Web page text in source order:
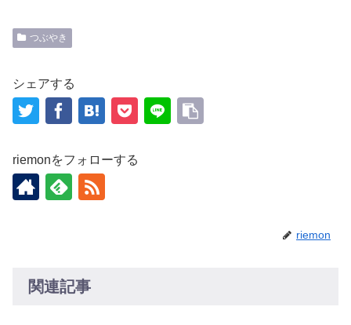
つぶやき
シェアする
riemonをフォローする
riemon
関連記事